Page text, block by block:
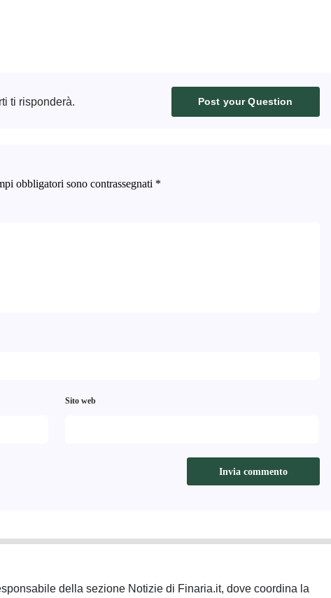
ti risponderà. Post your Question
obbligatori sono contrassegnati *
Sito web
della sezione Notizie di Finaria.it, dove coordina la